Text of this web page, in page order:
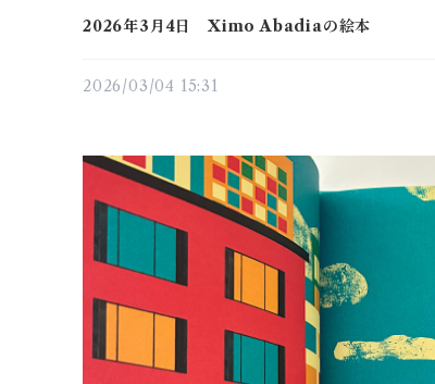
2026年3月4日 Ximo Abadiaの絵本
2026/03/04 15:31